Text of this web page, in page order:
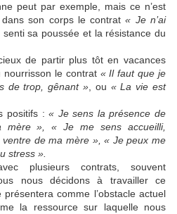
peut par exemple, mais ce n’est
dans son corps le contrat« Je n’ai
senti sa poussée et la résistance du
de partir plus tôt en vacances
le contrat « Il faut que je
de trop, gênant » , ou « La vie est
positifs :« Je sens la présence de
mère », « Je me sens accueilli,
de ma mère », « Je peux me
stress ».
plusieurs contrats, souvent
nous décidons à travailler ce
présentera comme l’obstacle actuel
la ressource sur laquelle nous